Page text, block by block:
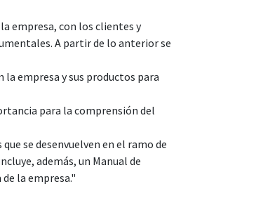
empresa, con los clientes y
A partir de lo anterior se
empresa y sus productos para
para la comprensión del
se desenvuelven en el ramo de
además, un Manual de
la empresa."